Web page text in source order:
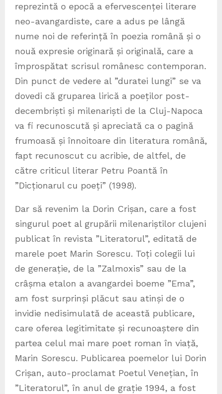
reprezintă o epocă a efervescenței literare
neo-avangardiste, care a adus pe lângă
nume noi de referință în poezia română și o
nouă expresie originară și originală, care a
împrospătat scrisul românesc contemporan.
Din punct de vedere al ”duratei lungi” se va
dovedi că gruparea lirică a poeților post-
decembriști și milenariști de la Cluj-Napoca
va fi recunoscută și apreciată ca o pagină
frumoasă și înnoitoare din literatura română,
fapt recunoscut cu acribie, de altfel, de
către criticul literar Petru Poantă în
”Dicționarul cu poeți” (1998).
Dar să revenim la Dorin Crișan, care a fost
singurul poet al grupării milenariștilor clujeni
publicat în revista ”Literatorul”, editată de
marele poet Marin Sorescu. Toți colegii lui
de generație, de la ”Zalmoxis” sau de la
crâșma etalon a avangardei boeme ”Ema”,
am fost surprinși plăcut sau atinși de o
invidie nedisimulată de această publicare,
care oferea legitimitate și recunoaștere din
partea celul mai mare poet roman în viață,
Marin Sorescu. Publicarea poemelor lui Dorin
Crișan, auto-proclamat Poetul Venețian, în
”Literatorul”, în anul de grație 1994, a fost